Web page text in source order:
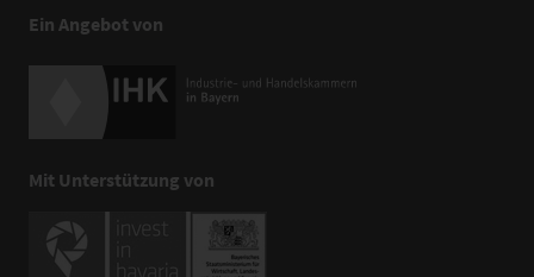
Ein Angebot von
Mit Unterstützung von